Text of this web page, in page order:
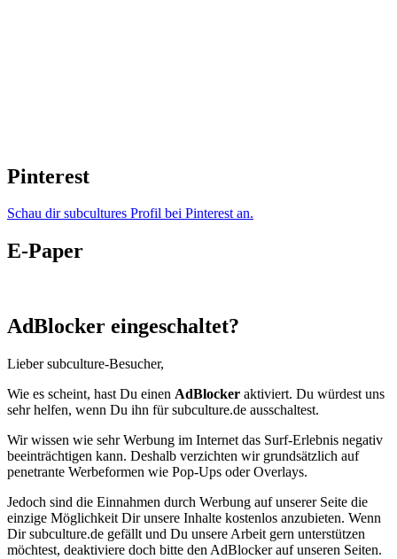
Pinterest
Schau dir subcultures Profil bei Pinterest an.
E-Paper
AdBlocker eingeschaltet?
Lieber subculture-Besucher,
Wie es scheint, hast Du einen AdBlocker aktiviert. Du würdest uns
sehr helfen, wenn Du ihn für subculture.de ausschaltest.
Wir wissen wie sehr Werbung im Internet das Surf-Erlebnis negativ
beeinträchtigen kann. Deshalb verzichten wir grundsätzlich auf
penetrante Werbeformen wie Pop-Ups oder Overlays.
Jedoch sind die Einnahmen durch Werbung auf unserer Seite die
einzige Möglichkeit Dir unsere Inhalte kostenlos anzubieten. Wenn
Dir subculture.de gefällt und Du unsere Arbeit gern unterstützen
möchtest, deaktiviere doch bitte den AdBlocker auf unseren Seiten.